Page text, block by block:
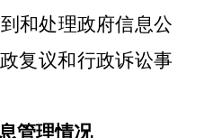
和处理政府信息公
复议和行政诉讼事
管理情况